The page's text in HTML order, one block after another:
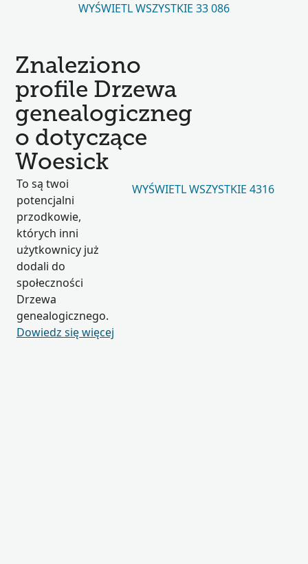
WYŚWIETL WSZYSTKIE 33 086
Znaleziono
profile Drzewa
genealogiczneg
o dotyczące
Woesick
To są twoi
potencjalni
przodkowie,
których inni
użytkownicy już
dodali do
społeczności
Drzewa
genealogicznego.
Dowiedz się więcej
WYŚWIETL WSZYSTKIE 4316